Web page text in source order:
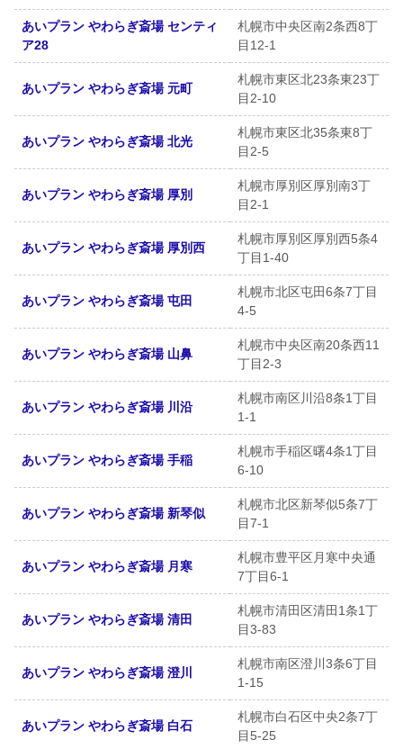
あいプラン やわらぎ斎場 センティ
ア28
札幌市中央区南2条西8丁
目12-1
あいプラン やわらぎ斎場 元町
札幌市東区北23条東23丁
目2-10
あいプラン やわらぎ斎場 北光
札幌市東区北35条東8丁
目2-5
あいプラン やわらぎ斎場 厚別
札幌市厚別区厚別南3丁
目2-1
あいプラン やわらぎ斎場 厚別西
札幌市厚別区厚別西5条4
丁目1-40
あいプラン やわらぎ斎場 屯田
札幌市北区屯田6条7丁目
4-5
あいプラン やわらぎ斎場 山鼻
札幌市中央区南20条西11
丁目2-3
あいプラン やわらぎ斎場 川沿
札幌市南区川沿8条1丁目
1-1
あいプラン やわらぎ斎場 手稲
札幌市手稲区曙4条1丁目
6-10
あいプラン やわらぎ斎場 新琴似
札幌市北区新琴似5条7丁
目7-1
あいプラン やわらぎ斎場 月寒
札幌市豊平区月寒中央通
7丁目6-1
あいプラン やわらぎ斎場 清田
札幌市清田区清田1条1丁
目3-83
あいプラン やわらぎ斎場 澄川
札幌市南区澄川3条6丁目
1-15
あいプラン やわらぎ斎場 白石
札幌市白石区中央2条7丁
目5-25